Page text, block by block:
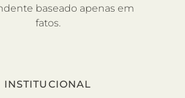
baseado apenas em
fatos.
INSTITUCIONAL